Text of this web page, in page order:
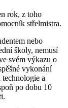
rok, z toho
střelmistra.
nebo
školy, nemusí
svém výkazu o
vykonání
a
po dobu 10